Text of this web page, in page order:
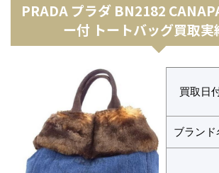
PRADA プラダ BN2182
ー付 トートバッグ買取実
買取日
ブランド